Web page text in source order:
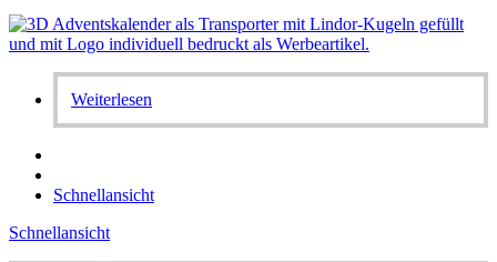
Weiterlesen
Schnellansicht
Schnellansicht